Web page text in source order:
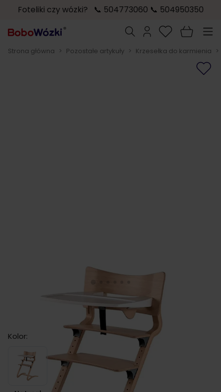
Foteliki czy wózki? 📞 504773060 📞 504950350
Szukaj
Strona główna > Pozostałe artykuły > Krzesełka do karmienia >
Leander CLASSIC NATURAL krzesełko do
karmienia + BARIERKA + TACKA
Kolor:
Natural